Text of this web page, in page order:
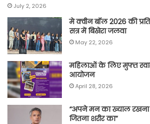
July 2, 2026
मे क्वीन बॉल 2026 की
सत्र में बिखेरा जलवा
May 22, 2026
महिलाओं के लिए मुफ्त
आयोजन
April 28, 2026
“अपने मन का ख्याल रखना
जितना शरीर का”